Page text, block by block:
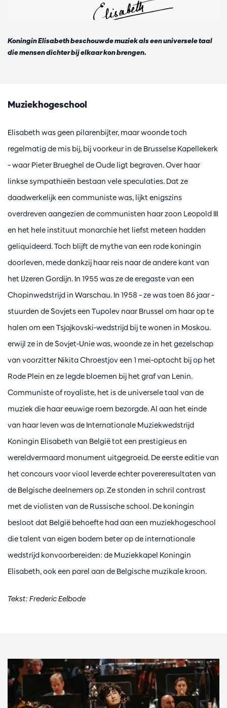
Koningin Elisabeth beschouwde muziek als een universele taal
die mensen dichter bij elkaar kon brengen.
Muziekhogeschool
Elisabeth was geen pilarenbijter, maar woonde toch
regelmatig de mis bij, bij voorkeur in de Brusselse Kapellekerk
– waar Pieter Brueghel de Oude ligt begraven. Over haar
linkse sympathieën bestaan vele speculaties. Dat ze
daadwerkelijk een communiste was, lijkt enigszins
overdreven aangezien de communisten haar zoon Leopold III
en het hele instituut monarchie het liefst meteen hadden
geliquideerd. Toch blijft de mythe van een rode koningin
doorleven, mede dankzij haar reis naar de andere kant van
het IJzeren Gordijn. In 1955 was ze de eregaste van een
Chopinwedstrijd in Warschau. In 1958 – ze was toen 86 jaar –
stuurden de Sovjets een Tupolev naar Brussel om haar op te
halen om een Tsjajkovski-wedstrijd bij te wonen in Moskou.
erwijl ze in de Sovjet-Unie was, woonde ze in het gezelschap
van voorzitter Nikita Chroestjov een 1 mei-optocht bij op het
Rode Plein en ze legde bloemen bij het graf van Lenin.
Communiste of royaliste, het is de universele taal van de
muziek die haar eeuwige roem bezorgde. Al aan het einde
van haar leven was de Internationale Muziekwedstrijd
Koningin Elisabeth van België tot een prestigieus en
wereldvermaard monument uitgegroeid. De eerste editie van
het concours voor viool leverde echter povereresultaten van
de Belgische deelnemers op. Ze stonden in schril contrast
met de violisten van de Russische school. De koningin
besloot dat België behoefte had aan een muziekhogeschool
die talent van eigen bodem beter op de internationale
wedstrijd konvoorbereiden: de Muziekkapel Koningin
Elisabeth, ook een parel aan de Belgische muzikale kroon.
Tekst: Frederic Eelbode